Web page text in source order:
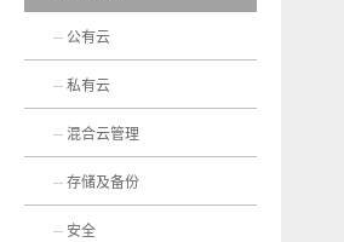
公有云
私有云
混合云管理
存储及备份
安全